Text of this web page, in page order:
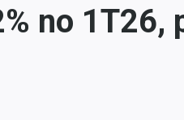
no 1T26,